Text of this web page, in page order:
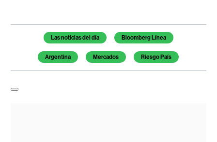
Temas de este artículo
Las noticias del día Bloomberg Línea
Argentina Mercados Riesgo País